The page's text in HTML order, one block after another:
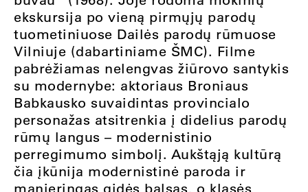
ekskursija po vieną pirmųjų parodų
tuometiniuose Dailės parodų rūmuose
Vilniuje (dabartiniame ŠMC). Filme
pabrėžiamas nelengvas žiūrovo santykis
su modernybe: aktoriaus Broniaus
Babkausko suvaidintas provincialo
personažas atsitrenkia į didelius parodų
rūmų langus – modernistinio
perregimumo simbolį. Aukštąją kultūrą
čia įkūnija modernistinė paroda ir
manieringas gidės balsas, o klasės